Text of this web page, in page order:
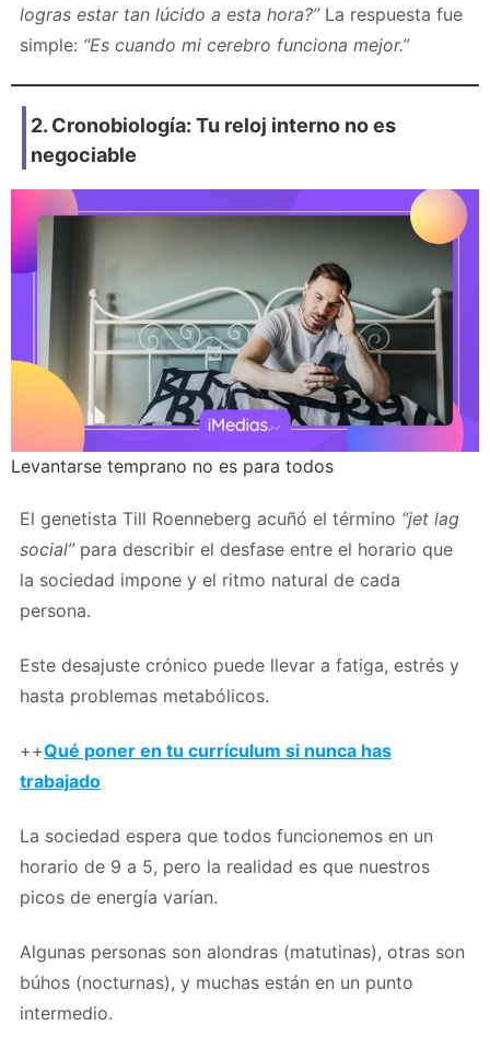
logras estar tan lúcido a esta hora?”La respuesta fue
simple: “Es cuando mi cerebro funciona mejor.”
2. Cronobiología: Tu reloj interno no es
negociable
Levantarse temprano no es para todos
El genetista Till Roenneberg acuñó el término “jet lag
social”para describir el desfase entre el horario que
la sociedad impone y el ritmo natural de cada
persona.
Este desajuste crónico puede llevar a fatiga, estrés y
hasta problemas metabólicos.
++Qué poner en tu currículum si nunca has
trabajado
La sociedad espera que todos funcionemos en un
horario de 9 a 5, pero la realidad es que nuestros
picos de energía varían.
Algunas personas son alondras (matutinas), otras son
búhos (nocturnas), y muchas están en un punto
intermedio.